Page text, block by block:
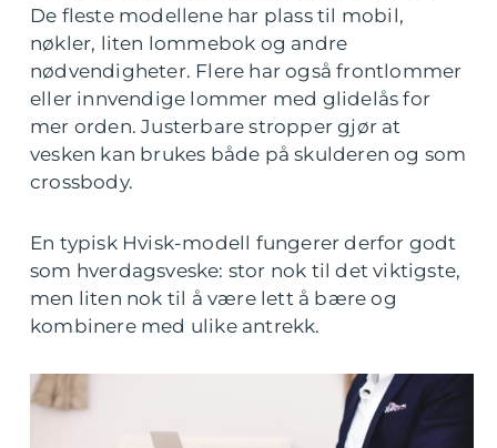
De fleste modellene har plass til mobil,
nøkler, liten lommebok og andre
nødvendigheter. Flere har også frontlommer
eller innvendige lommer med glidelås for
mer orden. Justerbare stropper gjør at
vesken kan brukes både på skulderen og som
crossbody.
En typisk Hvisk-modell fungerer derfor godt
som hverdagsveske: stor nok til det viktigste,
men liten nok til å være lett å bære og
kombinere med ulike antrekk.